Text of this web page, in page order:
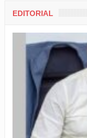
EDITORIAL